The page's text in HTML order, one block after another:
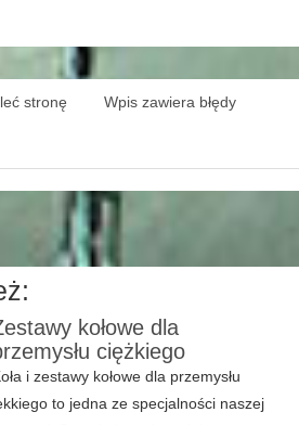
stronę Wpis zawiera błędy
kołowe dla
ciężkiego
i zestawy kołowe dla przemysłu
to jedna ze specjalności naszej